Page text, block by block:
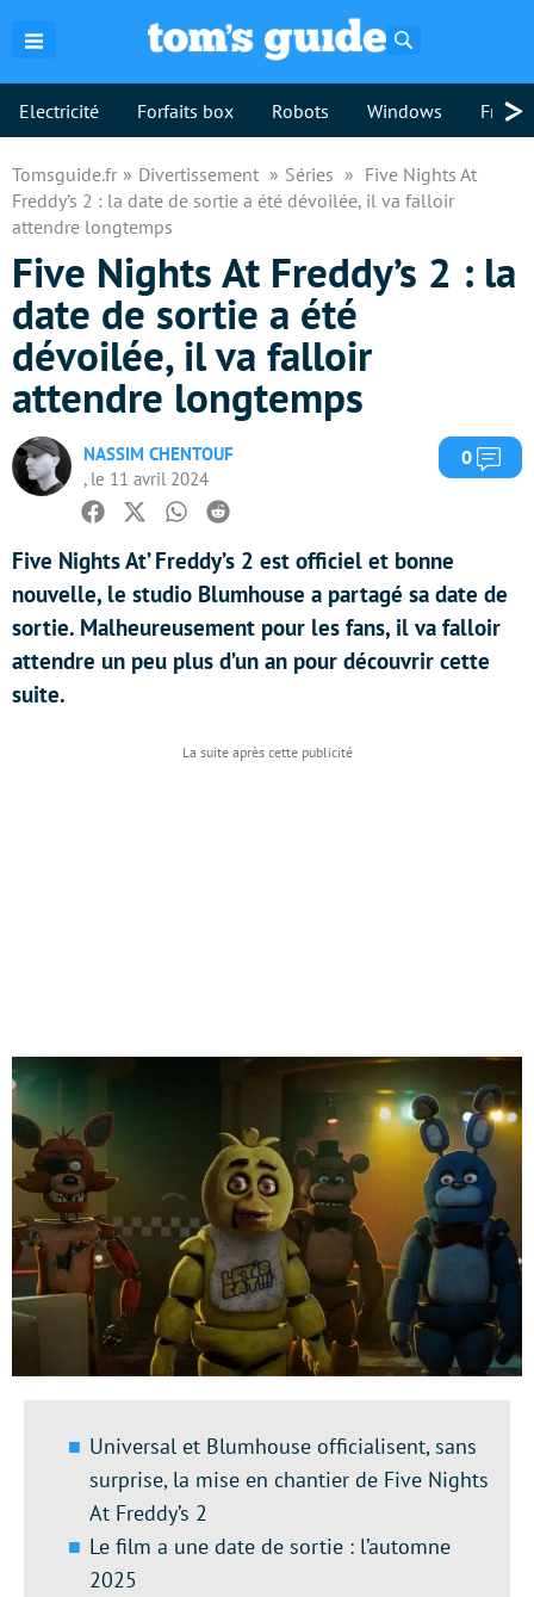
Electricité Forfaits box Robots Windows >
Tomsguide.fr Divertissement Séries
Five Nights At
Freddy’s 2 : la date de sortie a été dévoilée, il va falloir
attendre longtemps
Five Nights At Freddy’s 2 : la
date de sortie a été
dévoilée, il va falloir
attendre longtemps
NASSIM CHENTOUF
, le 11 avril 2024
0
Facebook
TwitterWhatsapp
Reddit
Five Nights At’ Freddy’s 2 est officiel et bonne
nouvelle, le studio Blumhouse a partagé sa date de
sortie. Malheureusement pour les fans, il va falloir
attendre un peu plus d’un an pour découvrir cette
suite.
Universal et Blumhouse officialisent, sans
surprise, la mise en chantier de Five Nights
At Freddy’s 2
Le film a une date de sortie : l’automne
2025